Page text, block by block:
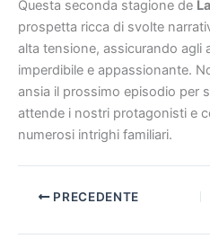
Questa seconda stagione de
prospetta ricca di svolte
alta tensione, assicurando agli
imperdibile e appassionante.
ansia il prossimo episodio per
attende i nostri protagonisti e
numerosi intrighi familiari.
PRECEDENTE